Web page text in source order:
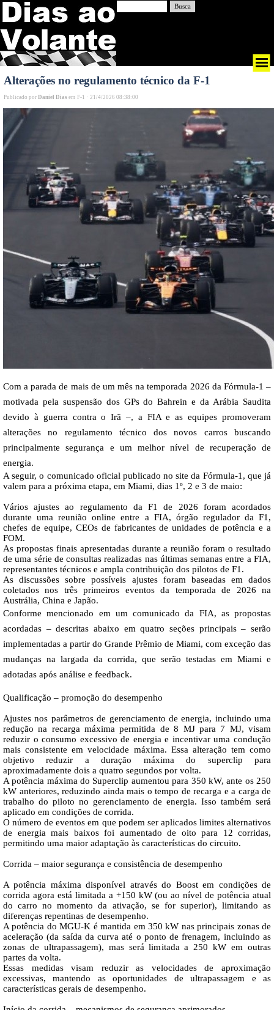
Busca
Alterações no regulamento técnico da F-1
Publicado por Daniel Dias em F-1 · 21/4/2026 08:38:00
Com a parada de mais de um mês na temporada 2026 da Fórmula-1 –
motivada pela suspensão dos GPs do Bahrein e da Arábia Saudita
devido à guerra contra o Irã –, a FIA e as equipes promoveram
alterações no regulamento técnico dos novos carros buscando
principalmente segurança e um melhor nível de recuperação de
energia.
A seguir, o comunicado oficial publicado no site da Fórmula-1, que já
valem para a próxima etapa, em Miami, dias 1º, 2 e 3 de maio:
Vários ajustes ao regulamento da F1 de 2026 foram acordados
durante uma reunião online entre a FIA, órgão regulador da F1,
chefes de equipe, CEOs de fabricantes de unidades de potência e a
FOM.
As propostas finais apresentadas durante a reunião foram o resultado
de uma série de consultas realizadas nas últimas semanas entre a FIA,
representantes técnicos e ampla contribuição dos pilotos de F1.
As discussões sobre possíveis ajustes foram baseadas em dados
coletados nos três primeiros eventos da temporada de 2026 na
Austrália, China e Japão.
Conforme mencionado em um comunicado da FIA, as propostas
acordadas – descritas abaixo em quatro seções principais – serão
implementadas a partir do Grande Prêmio de Miami, com exceção das
mudanças na largada da corrida, que serão testadas em Miami e
adotadas após análise e feedback.
Qualificação – promoção do desempenho
Ajustes nos parâmetros de gerenciamento de energia, incluindo uma
redução na recarga máxima permitida de 8 MJ para 7 MJ, visam
reduzir o consumo excessivo de energia e incentivar uma condução
mais consistente em velocidade máxima. Essa alteração tem como
objetivo reduzir a duração máxima do superclip para
aproximadamente dois a quatro segundos por volta.
A potência máxima do Superclip aumentou para 350 kW, ante os 250
kW anteriores, reduzindo ainda mais o tempo de recarga e a carga de
trabalho do piloto no gerenciamento de energia. Isso também será
aplicado em condições de corrida.
O número de eventos em que podem ser aplicados limites alternativos
de energia mais baixos foi aumentado de oito para 12 corridas,
permitindo uma maior adaptação às características do circuito.
Corrida – maior segurança e consistência de desempenho
A potência máxima disponível através do Boost em condições de
corrida agora está limitada a +150 kW (ou ao nível de potência atual
do carro no momento da ativação, se for superior), limitando as
diferenças repentinas de desempenho.
A potência do MGU-K é mantida em 350 kW nas principais zonas de
aceleração (da saída da curva até o ponto de frenagem, incluindo as
zonas de ultrapassagem), mas será limitada a 250 kW em outras
partes da volta.
Essas medidas visam reduzir as velocidades de aproximação
excessivas, mantendo as oportunidades de ultrapassagem e as
características gerais de desempenho.